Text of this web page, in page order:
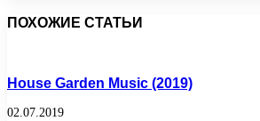
ПОХОЖИЕ СТАТЬИ
House Garden Music (2019)
02.07.2019